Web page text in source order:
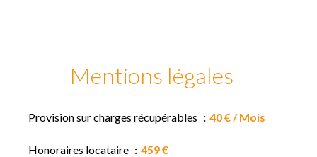
Mentions légales
Provision sur charges récupérables 40 € / Mois
Honoraires locataire 459 €